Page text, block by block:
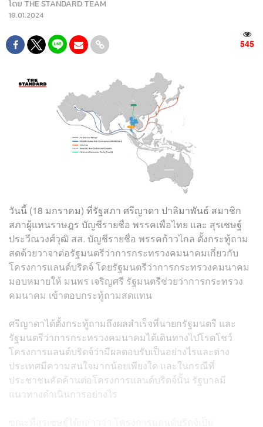
โดย THE STANDARD TEAM
18.01.2024
545
วันนี้ (18 มกราคม) ที่รัฐสภา ศรีญาดา ปาลิมาพันธ์ สมาชิก
สภาผู้แทนราษฎร บัญชีรายชื่อ พรรคเพื่อไทย และ สุรเชษฐ์
ประวีณวงศ์วุฒิ สส. บัญชีรายชื่อ พรรคก้าวไกล ตั้งกระทู้ถาม
สดด้วยวาจาต่อรัฐมนตรีว่าการกระทรวงคมนาคมเกี่ยวกับ
โครงการแลนด์บริดจ์ โดยรัฐมนตรีว่าการกระทรวงคมนาคม
มอบหมายให้ มนพร เจริญศรี รัฐมนตรีช่วยว่าการกระทรวง
คมนาคม เข้าตอบกระทู้ถามสดแทน
ศรีญาดาได้ตั้งกระทู้ถามถึงผลสำเร็จที่นายกรัฐมนตรี และ
รัฐมนตรีว่าการกระทรวงคมนาคมได้เดินทางไปโรดโชว์
โครงการแลนด์บริดจ์ว่ามีผลตอบรับเป็นอย่างไรและต่าง
ประเทศมีความสนใจมากน้อยเพียงใด และในกรณีที่
ประชาชนคัดค้านต่อโครงการแลนด์บริดจ์นั้น รัฐบาลมี
แนวทางดำเนินการอย่างไร